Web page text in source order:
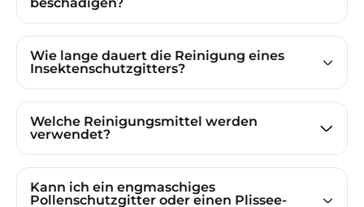
Wie lange dauert die Reinigung eines
Insektenschutzgitters?
Welche Reinigungsmittel werden
verwendet?
Kann ich ein engmaschiges
Pollenschutzgitter oder einen Plissee-